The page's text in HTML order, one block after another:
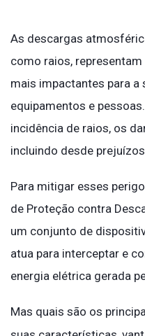
As descargas
como raios,
mais impactantes para a
equipamentos e
incidência de raios, os
incluindo desde
Para mitigar esses
de Proteção contra
um conjunto de
atua para interceptar e
energia elétrica gerada
Mas quais são os